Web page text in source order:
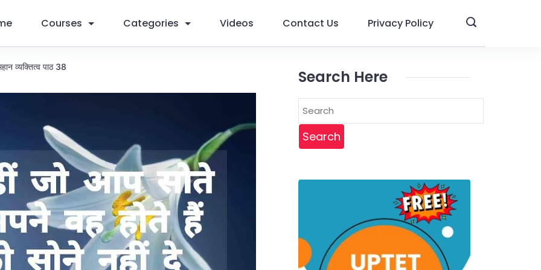
Courses Categories Videos Contact Us Privacy Policy
व्यक्तित्व पाठ 38
Search Here
Search
for: